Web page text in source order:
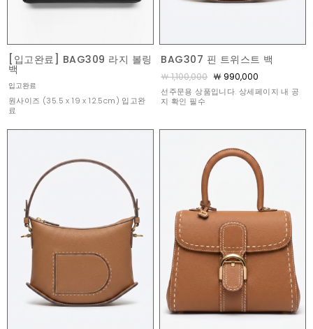
[입고완료] BAG309 라지 볼링
백
입고완료
원사이즈 (35.5 x 19 x 12.5cm) 입고완
료
BAG307 핀 트위스트 백
￦ 1,100,000 ￦ 990,000
선주문용 상품입니다. 상세페이지 내 공
지 확인 필수